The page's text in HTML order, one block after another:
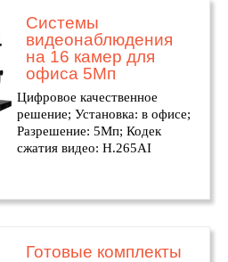
Системы
видеонаблюдения
на 16 камер для
офиса 5Мп
Цифровое качественное
решение; Установка: в офисе;
Разрешение: 5Мп; Кодек
сжатия видео: H.265AI
Готовые комплекты